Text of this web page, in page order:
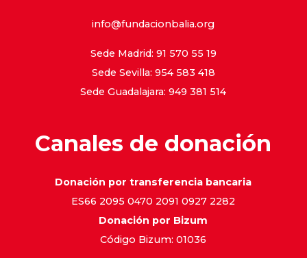
info@fundacionbalia.org
Sede Madrid: 91 570 55 19
Sede Sevilla: 954 583 418
Sede Guadalajara: 949 381 514
Canales de donación
Donación por transferencia bancaria
ES66 2095 0470 2091 0927 2282
Donación por Bizum
Código Bizum: 01036